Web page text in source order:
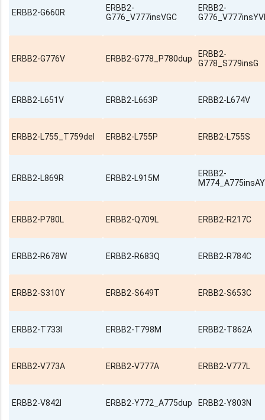
ERBB2-G660R
ERBB2-
G776_V777insVGC
ERBB2-
ERBB2-G776V ERBB2-G778_P780dup
ERBB2-
G778_S779insG
ERBB2-L651V ERBB2-L663P ERBB2-L674V
ERBB2-L755_T759del ERBB2-L755P ERBB2-L755S
ERBB2-L869R ERBB2-L915M
ERBB2-
ERBB2-P780L ERBB2-Q709L ERBB2-R217C
ERBB2-R678W ERBB2-R683Q ERBB2-R784C
ERBB2-S310Y ERBB2-S649T ERBB2-S653C
ERBB2-T733I ERBB2-T798M ERBB2-T862A
ERBB2-V773A ERBB2-V777A ERBB2-V777L
ERBB2-V842I ERBB2-Y772_A775dup ERBB2-Y803N